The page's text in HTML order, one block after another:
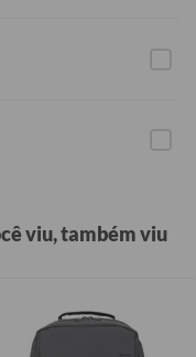
viu, também viu